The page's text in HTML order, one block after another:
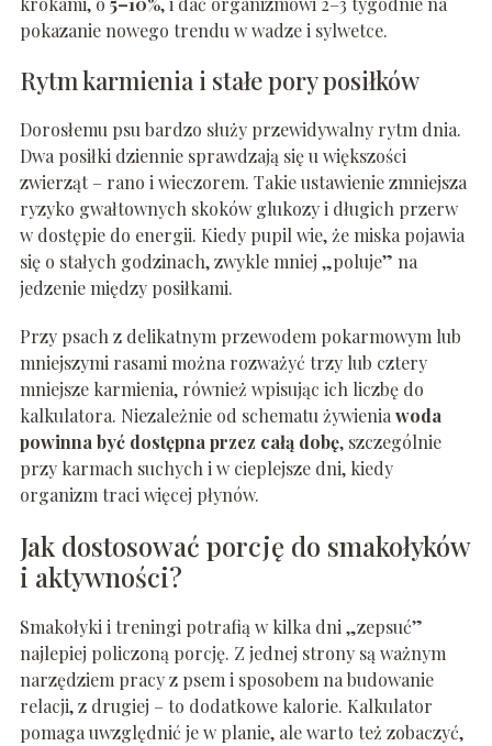
pokazanie nowego trendu w wadze i sylwetce.
Rytm karmienia i stałe pory posiłków
Dorosłemu psu bardzo służy przewidywalny rytm dnia.
Dwa posiłki dziennie sprawdzają się u większości
zwierząt – rano i wieczorem. Takie ustawienie zmniejsza
ryzyko gwałtownych skoków glukozy i długich przerw
w dostępie do energii. Kiedy pupil wie, że miska pojawia
się o stałych godzinach, zwykle mniej „poluje” na
jedzenie między posiłkami.
Przy psach z delikatnym przewodem pokarmowym lub
mniejszymi rasami można rozważyć trzy lub cztery
mniejsze karmienia, również wpisując ich liczbę do
kalkulatora. Niezależnie od schematu żywieniawoda
powinna być dostępna przez całą dobę, szczególnie
przy karmach suchych i w cieplejsze dni, kiedy
organizm traci więcej płynów.
Jak dostosować porcję do smakołyków
i aktywności?
Smakołyki i treningi potrafią w kilka dni „zepsuć”
najlepiej policzoną porcję. Z jednej strony są ważnym
narzędziem pracy z psem i sposobem na budowanie
relacji, z drugiej – to dodatkowe kalorie. Kalkulator
pomaga uwzględnić je w planie, ale warto też zobaczyć,